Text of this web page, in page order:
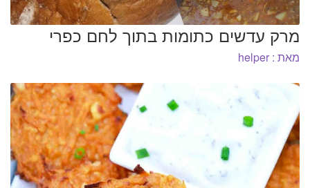
מרק עדשים כתומות בתוך לחם כפרי
מאת : helper